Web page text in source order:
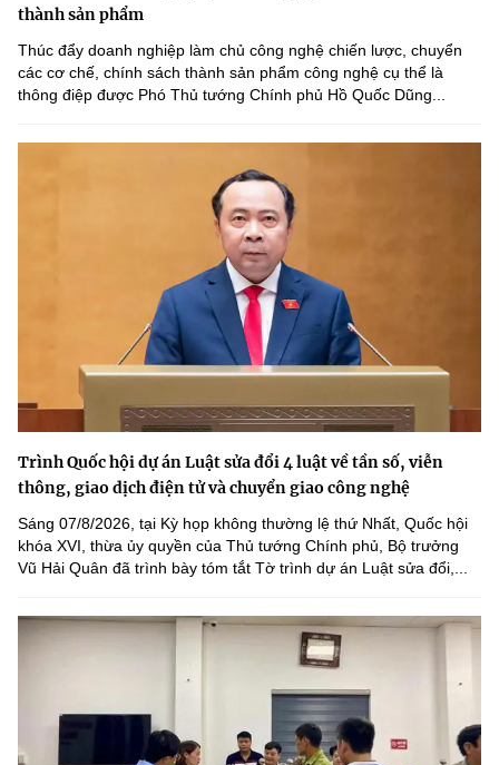
thành sản phẩm
Thúc đẩy doanh nghiệp làm chủ công nghệ chiến lược, chuyển
các cơ chế, chính sách thành sản phẩm công nghệ cụ thể là
thông điệp được Phó Thủ tướng Chính phủ Hồ Quốc Dũng...
Trình Quốc hội dự án Luật sửa đổi 4 luật về tần số, viễn
thông, giao dịch điện tử và chuyển giao công nghệ
Sáng 07/8/2026, tại Kỳ họp không thường lệ thứ Nhất, Quốc hội
khóa XVI, thừa ủy quyền của Thủ tướng Chính phủ, Bộ trưởng
Vũ Hải Quân đã trình bày tóm tắt Tờ trình dự án Luật sửa đổi,...